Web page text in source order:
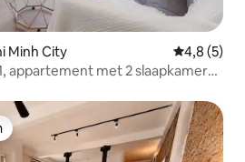
Minh City
4,8 (5)
appartement met 2 slaapkamers,